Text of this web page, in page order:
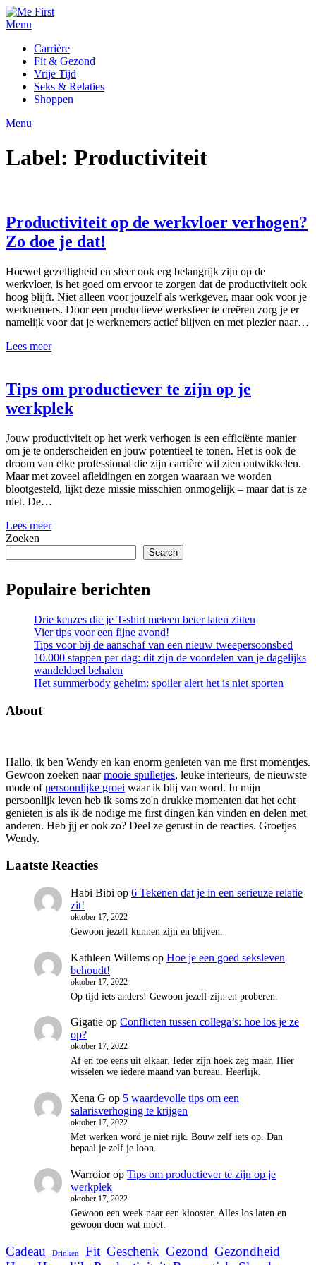
Ga
naar
inhoud
Menu
Carrière
Fit & Gezond
Vrije Tijd
Seks & Relaties
Shoppen
Menu
Label: Productiviteit
Productiviteit op de werkvloer verhogen?
Zo doe je dat!
Hoewel gezelligheid en sfeer ook erg belangrijk zijn op de
werkvloer, is het goed om ervoor te zorgen dat de productiviteit ook
hoog blijft. Niet alleen voor jouzelf als werkgever, maar ook voor je
werknemers. Door een productieve werksfeer te creëren zorg je er
namelijk voor dat je werknemers actief blijven en met plezier naar…
Lees meer
Tips om productiever te zijn op je
werkplek
Jouw productiviteit op het werk verhogen is een efficiënte manier
om je te onderscheiden en jouw potentieel te tonen. Het is ook de
droom van elke professional die zijn carrière wil zien ontwikkelen.
Maar met zoveel afleidingen en zorgen waaraan we worden
blootgesteld, lijkt deze missie misschien onmogelijk – maar dat is ze
niet. De…
Lees meer
Zoeken
Search
Populaire berichten
Drie keuzes die je T-shirt meteen beter laten zitten
Vier tips voor een fijne avond!
Tips voor bij de aanschaf van een nieuw tweepersoonsbed
10.000 stappen per dag: dit zijn de voordelen van je dagelijks
wandeldoel behalen
Het summerbody geheim: spoiler alert het is niet sporten
About
Hallo, ik ben Wendy en kan enorm genieten van me first momentjes.
Gewoon zoeken naarmooie spulletjes, leuke interieurs, de nieuwste
mode ofpersoonlijke groei waar ik blij van word. In mijn
persoonlijk leven heb ik soms zo'n drukke momenten dat het echt
genieten is als ik de nodige me first dingen kan vinden en delen met
anderen. Heb jij er ook zo? Deel ze gerust in de reacties. Groetjes
Wendy.
Laatste Reacties
Habi Bibi op 6 Tekenen dat je in een serieuze relatie
zit!
oktober 17, 2022
Gewoon jezelf kunnen zijn en blijven.
Kathleen Willems op Hoe je een goed seksleven
behoudt!
oktober 17, 2022
Op tijd iets anders! Gewoon jezelf zijn en proberen.
Gigatie op Conflicten tussen collega’s: hoe los je ze
op?
oktober 17, 2022
Af en toe eens uit elkaar. Ieder zijn hoek zeg maar. Hier
wisselen we iedere maand van bureau. Heerlijk.
Xena G op 5 waardevolle tips om een
salarisverhoging te krijgen
oktober 17, 2022
Met werken word je niet rijk. Bouw zelf iets op. Dan
bepaal je zelf je loon.
Warroiorop Tips om productiever te zijn op je
werkplek
oktober 17, 2022
Gewoon een week naar een klooster. Alles los laten en
gewoon doen wat moet.
Cadeau Drinken Fit Geschenk Gezond Gezondheid